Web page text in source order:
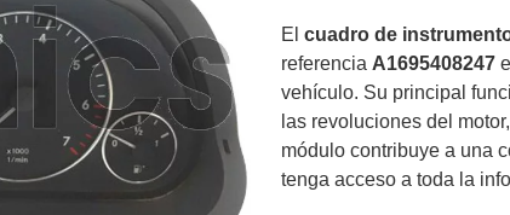
El cuadro de
referencia A1695408247
vehículo. Su principal
las revoluciones del
módulo contribuye a una
tenga acceso a toda la